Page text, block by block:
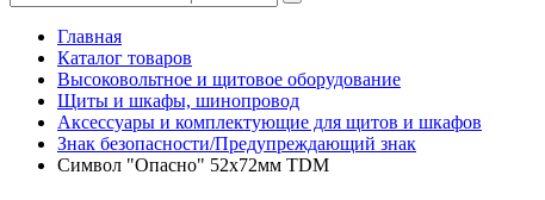
Главная
Каталог товаров
Высоковольтное и щитовое оборудование
Щиты и шкафы, шинопровод
Аксессуары и комплектующие для щитов и шкафов
Знак безопасности/Предупреждающий знак
Символ "Опасно" 52х72мм TDM